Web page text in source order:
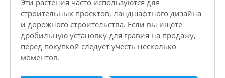
строительных проектов, ландшафтного дизайна
и дорожного строительства. Если вы ищете
дробильную установку для гравия на продажу,
перед покупкой следует учесть несколько
моментов.